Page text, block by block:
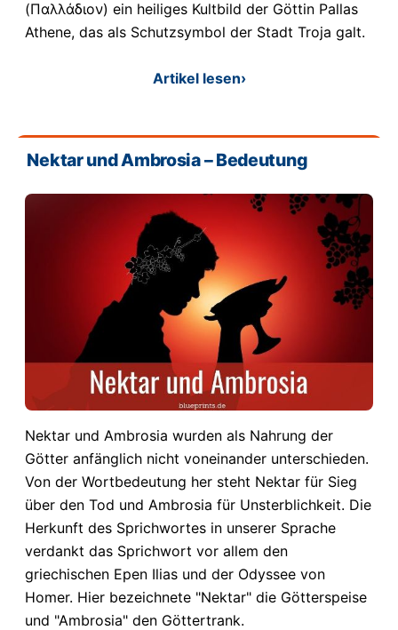
(Παλλάδιον) ein heiliges Kultbild der Göttin Pallas
Athene, das als Schutzsymbol der Stadt Troja galt.
Artikel lesen›
Nektar und Ambrosia – Bedeutung
Nektar und Ambrosia wurden als Nahrung der
Götter anfänglich nicht voneinander unterschieden.
Von der Wortbedeutung her steht Nektar für Sieg
über den Tod und Ambrosia für Unsterblichkeit. Die
Herkunft des Sprichwortes in unserer Sprache
verdankt das Sprichwort vor allem den
griechischen Epen Ilias und der Odyssee von
Homer. Hier bezeichnete "Nektar" die Götterspeise
und "Ambrosia" den Göttertrank.